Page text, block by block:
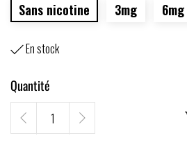
Sans nicotine
3mg 6mg
En stock
Quantité